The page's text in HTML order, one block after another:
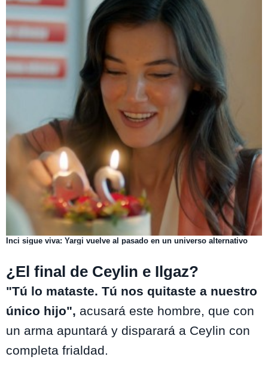
Inci sigue viva: Yargi vuelve al pasado en un universo alternativo
¿El final de Ceylin e Ilgaz?
"Tú lo mataste. Tú nos quitaste a nuestro
único hijo", acusará este hombre, que con
un arma apuntará y disparará a Ceylin con
completa frialdad.